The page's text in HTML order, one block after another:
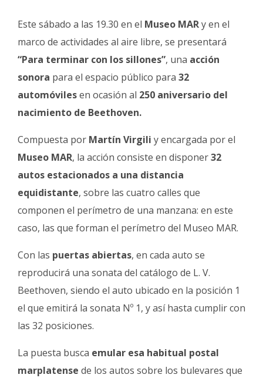
Este sábado a las 19.30 en el Museo MARy en el
marco de actividades al aire libre, se presentará
“Para terminar con los sillones”, una acción
sonora para el espacio público para 32
automóvilesen ocasión al 250 aniversario del
nacimiento de Beethoven.
Compuesta por Martín Virgili y encargada por el
Museo MAR, la acción consiste en disponer32
autos estacionados a una distancia
equidistante, sobre las cuatro calles que
componen el perímetro de una manzana: en este
caso, las que forman el perímetro del Museo MAR.
Con las puertas abiertas, en cada auto se
reproducirá una sonata del catálogo de L. V.
Beethoven, siendo el auto ubicado en la posición 1
el que emitirá la sonata Nº 1, y así hasta cumplir con
las 32 posiciones.
La puesta busca emular esa habitual postal
marplatense de los autos sobre los bulevares que